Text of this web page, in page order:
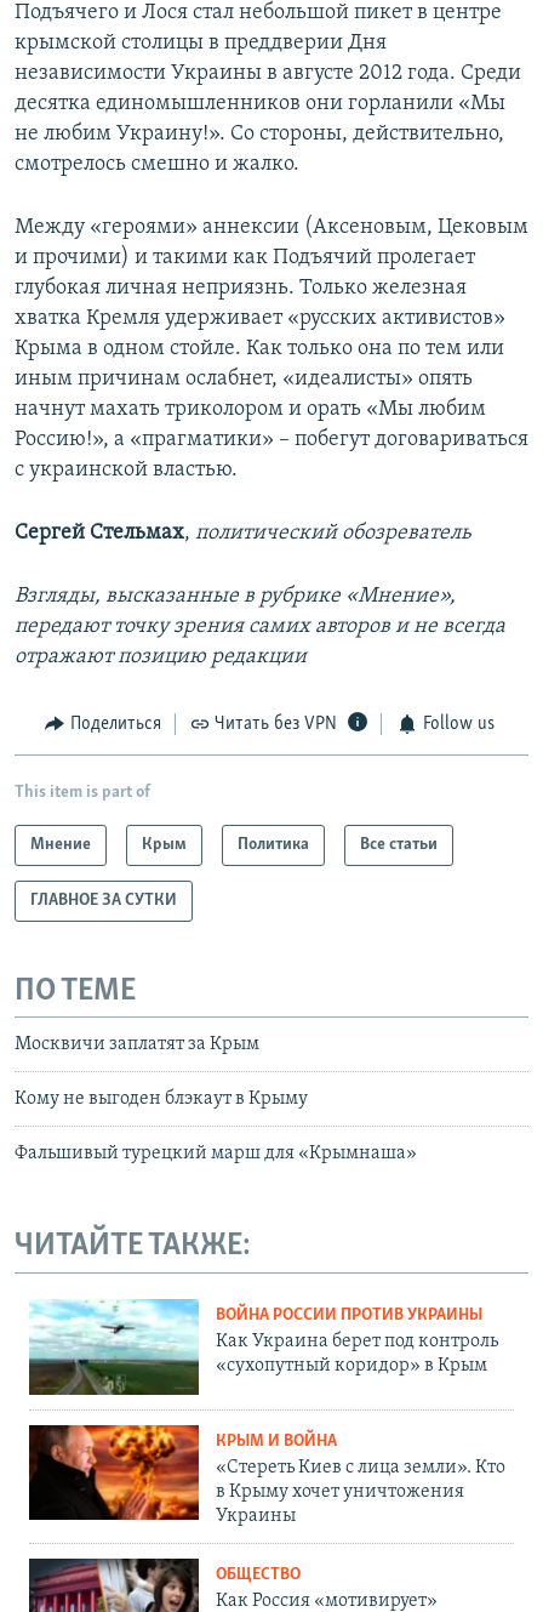
Подъячего и Лося стал небольшой пикет в центре
крымской столицы в преддверии Дня
независимости Украины в августе 2012 года. Среди
десятка единомышленников они горланили «Мы
не любим Украину!». Со стороны, действительно,
смотрелось смешно и жалко.
Между «героями» аннексии (Аксеновым, Цековым
и прочими) и такими как Подъячий пролегает
глубокая личная неприязнь. Только железная
хватка Кремля удерживает «русских активистов»
Крыма в одном стойле. Как только она по тем или
иным причинам ослабнет, «идеалисты» опять
начнут махать триколором и орать «Мы любим
Россию!», а «прагматики» – побегут договариваться
с украинской властью.
Сергей Стельмах, политический обозреватель
Взгляды, высказанные в рубрике «Мнение»,
передают точку зрения самих авторов и не всегда
отражают позицию редакции
Поделиться Читать без VPN Follow us
This item is part of
Мнение Крым Политика Все статьи
ГЛАВНОЕ ЗА СУТКИ
ПО ТЕМЕ
Москвичи заплатят за Крым
Кому не выгоден блэкаут в Крыму
Фальшивый турецкий марш для «Крымнаша»
ЧИТАЙТЕ ТАКЖЕ:
ВОЙНА РОССИИ ПРОТИВ УКРАИНЫ
Как Украина берет под контроль
«сухопутный коридор» в Крым
КРЫМ И ВОЙНА
«Стереть Киев с лица земли». Кто
в Крыму хочет уничтожения
Украины
ОБЩЕСТВО
Как Россия «мотивирует»